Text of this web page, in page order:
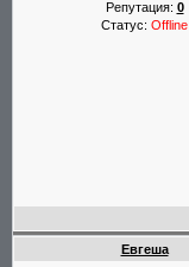
Репутация: 0
Статус: Offline
Евгеша